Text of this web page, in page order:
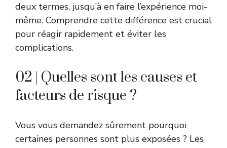
deux termes, jusqu’à en faire l’expérience moi-
même. Comprendre cette différence est crucial
pour réagir rapidement et éviter les
complications.
02 | Quelles sont les causes et
facteurs de risque ?
Vous vous demandez sûrement pourquoi
certaines personnes sont plus exposées ? Les